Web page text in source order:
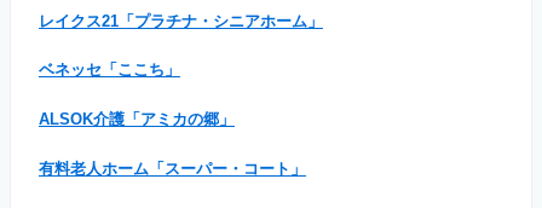
レイクス21「プラチナ・シニアホーム」
ベネッセ「ここち」
ALSOK介護「アミカの郷」
有料老人ホーム「スーパー・コート」